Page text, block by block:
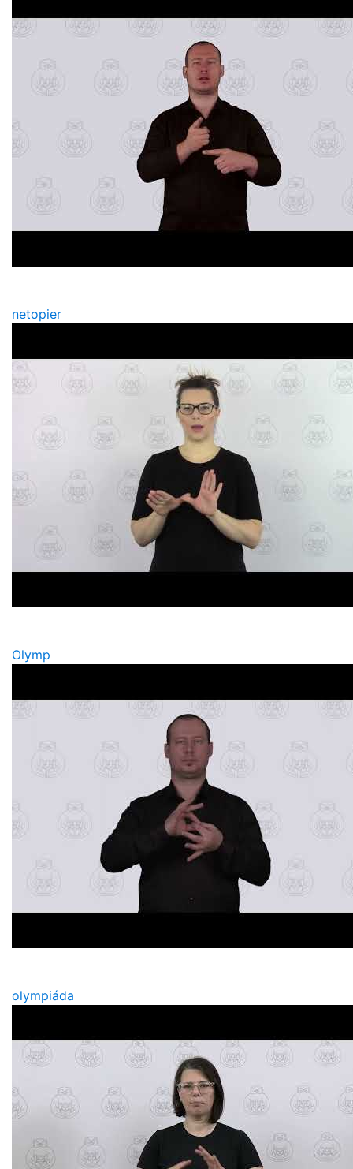
netopier
Olymp
olympiáda